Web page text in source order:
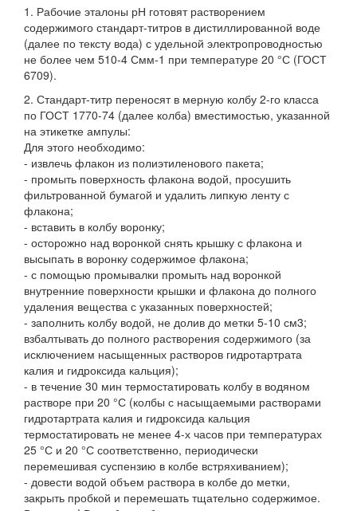
1. Рабочие эталоны рН готовят растворением
содержимого стандарт-титров в дистиллированной воде
(далее по тексту вода) с удельной электропроводностью
не более чем 510-4 Смм-1 при температуре 20 °С (ГОСТ
6709).
2. Стандарт-титр переносят в мерную колбу 2-го класса
по ГОСТ 1770-74 (далее колба) вместимостью, указанной
на этикетке ампулы:
Для этого необходимо:
- извлечь флакон из полиэтиленового пакета;
- промыть поверхность флакона водой, просушить
фильтрованной бумагой и удалить липкую ленту с
флакона;
- вставить в колбу воронку;
- осторожно над воронкой снять крышку с флакона и
высыпать в воронку содержимое флакона;
- с помощью промывалки промыть над воронкой
внутренние поверхности крышки и флакона до полного
удаления вещества с указанных поверхностей;
- заполнить колбу водой, не долив до метки 5-10 см3;
взбалтывать до полного растворения содержимого (за
исключением насыщенных растворов гидротартрата
калия и гидроксида кальция);
- в течение 30 мин термостатировать колбу в водяном
растворе при 20 °С (колбы с насыщаемыми растворами
гидротартрата калия и гидроксида кальция
термостатировать не менее 4-х часов при температурах
25 °С и 20 °С соответственно, периодически
перемешивая суспензию в колбе встряхиванием);
- довести водой объем раствора в колбе до метки,
закрыть пробкой и перемешать тщательно содержимое.